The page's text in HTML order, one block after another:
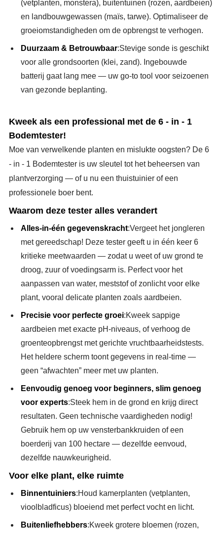
(vetplanten, monstera), buitentuinen (rozen, aardbeien)
en landbouwgewassen (maïs, tarwe). Optimaliseer de
groeiomstandigheden om de opbrengst te verhogen.
Duurzaam & Betrouwbaar:Stevige sonde is geschikt
voor alle grondsoorten (klei, zand). Ingebouwde
batterij gaat lang mee — uw go-to tool voor seizoenen
van gezonde beplanting.
Kweek als een professional met de 6 - in - 1
Bodemtester!
Moe van verwelkende planten en mislukte oogsten? De 6
- in - 1 Bodemtester is uw sleutel tot het beheersen van
plantverzorging — of u nu een thuistuinier of een
professionele boer bent.
Waarom deze tester alles verandert
Alles-in-één gegevenskracht:Vergeet het jongleren
met gereedschap! Deze tester geeft u in één keer 6
kritieke meetwaarden — zodat u weet of uw grond te
droog, zuur of voedingsarm is. Perfect voor het
aanpassen van water, meststof of zonlicht voor elke
plant, vooral delicate planten zoals aardbeien.
Precisie voor perfecte groei:Kweek sappige
aardbeien met exacte pH-niveaus, of verhoog de
groenteopbrengst met gerichte vruchtbaarheidstests.
Het heldere scherm toont gegevens in real-time —
geen “afwachten” meer met uw planten.
Eenvoudig genoeg voor beginners, slim genoeg
voor experts:Steek hem in de grond en krijg direct
resultaten. Geen technische vaardigheden nodig!
Gebruik hem op uw vensterbankkruiden of een
boerderij van 100 hectare — dezelfde eenvoud,
dezelfde nauwkeurigheid.
Voor elke plant, elke ruimte
Binnentuiniers:Houd kamerplanten (vetplanten,
vioolbladficus) bloeiend met perfect vocht en licht.
Buitenliefhebbers:Kweek grotere bloemen (rozen,